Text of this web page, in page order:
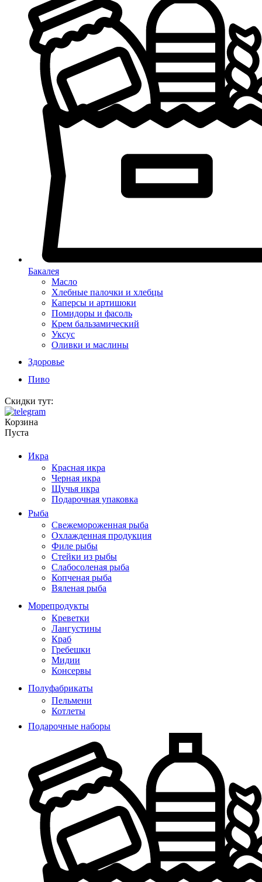
Бакалея
Масло
Хлебные палочки и хлебцы
Каперсы и артишоки
Помидоры и фасоль
Крем бальзамический
Уксус
Оливки и маслины
Здоровье
Пиво
Скидки тут:
Корзина
Пуста
Икра
Красная икра
Черная икра
Щучья икра
Подарочная упаковка
Рыба
Свежемороженная рыба
Охлажденная продукция
Филе рыбы
Стейки из рыбы
Слабосоленая рыба
Копченая рыба
Вяленая рыба
Морепродукты
Креветки
Лангустины
Краб
Гребешки
Мидии
Консервы
Полуфабрикаты
Пельмени
Котлеты
Подарочные наборы